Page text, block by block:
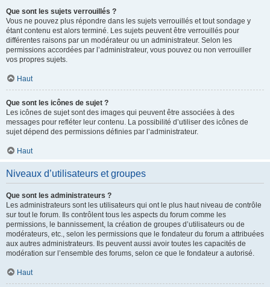
Que sont les sujets verrouillés ?
Vous ne pouvez plus répondre dans les sujets verrouillés et tout sondage y
étant contenu est alors terminé. Les sujets peuvent être verrouillés pour
différentes raisons par un modérateur ou un administrateur. Selon les
permissions accordées par l’administrateur, vous pouvez ou non verrouiller
vos propres sujets.
Haut
Que sont les icônes de sujet ?
Les icônes de sujet sont des images qui peuvent être associées à des
messages pour refléter leur contenu. La possibilité d’utiliser des icônes de
sujet dépend des permissions définies par l’administrateur.
Haut
Niveaux d’utilisateurs et groupes
Que sont les administrateurs ?
Les administrateurs sont les utilisateurs qui ont le plus haut niveau de contrôle
sur tout le forum. Ils contrôlent tous les aspects du forum comme les
permissions, le bannissement, la création de groupes d’utilisateurs ou de
modérateurs, etc., selon les permissions que le fondateur du forum a attribuées
aux autres administrateurs. Ils peuvent aussi avoir toutes les capacités de
modération sur l’ensemble des forums, selon ce que le fondateur a autorisé.
Haut